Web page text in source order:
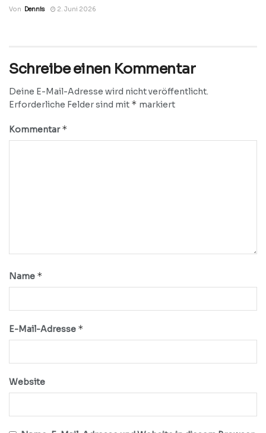
Von Dennis 2. Juni 2026
Schreibe einen Kommentar
Deine E-Mail-Adresse wird nicht veröffentlicht.
Erforderliche Felder sind mit * markiert
Kommentar*
Name *
E-Mail-Adresse *
Website